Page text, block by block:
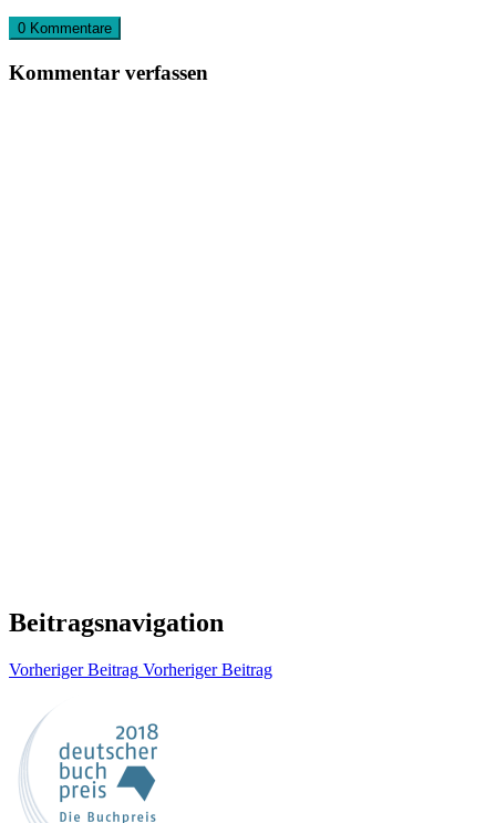
0 Kommentare
Kommentar verfassen
Beitragsnavigation
Vorheriger Beitrag Vorheriger Beitrag